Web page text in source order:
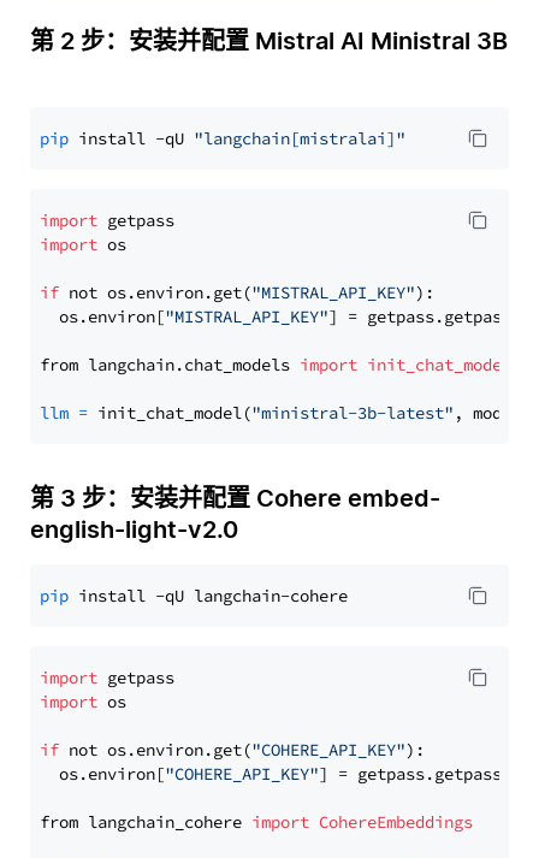
第 2 步：安装并配置 Mistral AI Ministral 3B
pip install -qU "langchain[mistralai]"
import
import os
if not os.environ.get("MISTRAL_API_KEY"):
  os.environ[
"MISTRAL_API_KEY"] = getpass.getpass(
from langchain.chat_models import init_chat_model
llm = init_chat_model("ministral-3b-latest" ,
第 3 步：安装并配置 Cohere embed-
english-light-v2.0
pip
import
import os
if not os.environ.get("COHERE_API_KEY"):
  os.environ[
"COHERE_API_KEY"] = getpass.getpass(
from langchain_cohere import CohereEmbeddings